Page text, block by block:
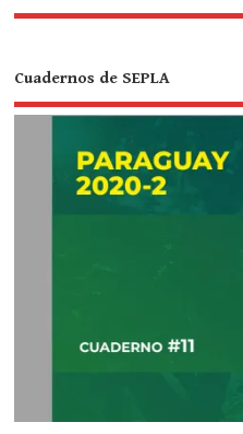
Cuadernos de SEPLA